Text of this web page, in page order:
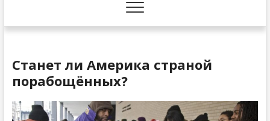
Станет ли Америка страной
порабощённых?